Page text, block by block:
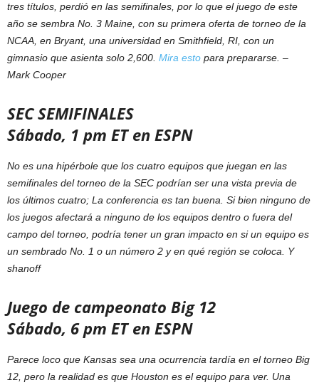
tres títulos, perdió en las semifinales, por lo que el juego de este
año se sembra No. 3 Maine, con su primera oferta de torneo de la
NCAA, en Bryant, una universidad en Smithfield, RI, con un
gimnasio que asienta solo 2,600. Mira esto para prepararse. –
Mark Cooper
SEC SEMIFINALES
Sábado, 1 pm ET en ESPN
No es una hipérbole que los cuatro equipos que juegan en las
semifinales del torneo de la SEC podrían ser una vista previa de
los últimos cuatro; La conferencia es tan buena. Si bien ninguno de
los juegos afectará a ninguno de los equipos dentro o fuera del
campo del torneo, podría tener un gran impacto en si un equipo es
un sembrado No. 1 o un número 2 y en qué región se coloca. Y
shanoff
Juego de campeonato Big 12
Sábado, 6 pm ET en ESPN
Parece loco que Kansas sea una ocurrencia tardía en el torneo Big
12, pero la realidad es que Houston es el equipo para ver. Una